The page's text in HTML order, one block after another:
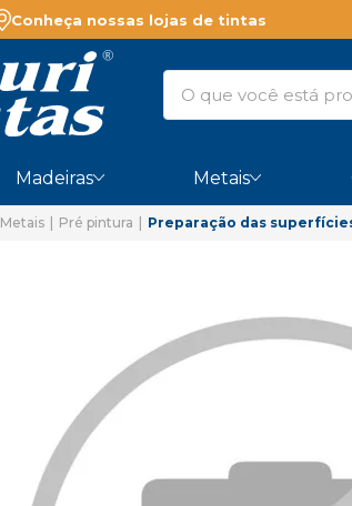
Conheça nossas lojas de tintas
Madeiras Metais
Metais Pré pintura Preparação das